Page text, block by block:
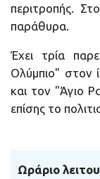
περιτροπής.
παράθυρα.
Έχει τρία
Ολύμπιο" στον
και τον "Άγιο
επίσης το
Ωράριο